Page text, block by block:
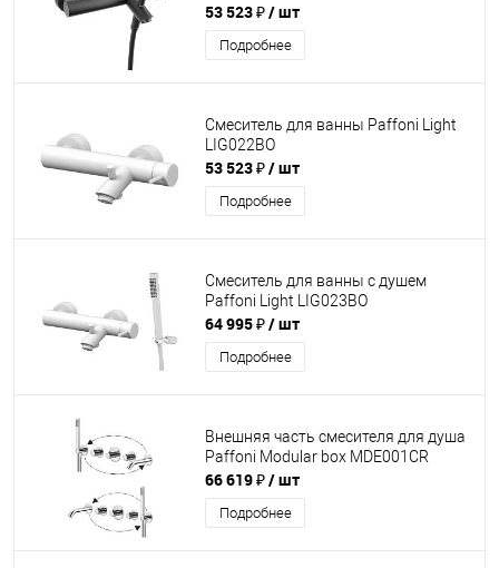
53 523 ₽/ шт
Подробнее
Смеситель для ванны Paffoni Light
LIG022BO
53 523 ₽/ шт
Подробнее
Смеситель для ванны с душем
Paffoni Light LIG023BO
64 995 ₽/ шт
Подробнее
Внешняя часть смесителя для душа
Paffoni Modular box MDE001CR
66 619 ₽/ шт
Подробнее